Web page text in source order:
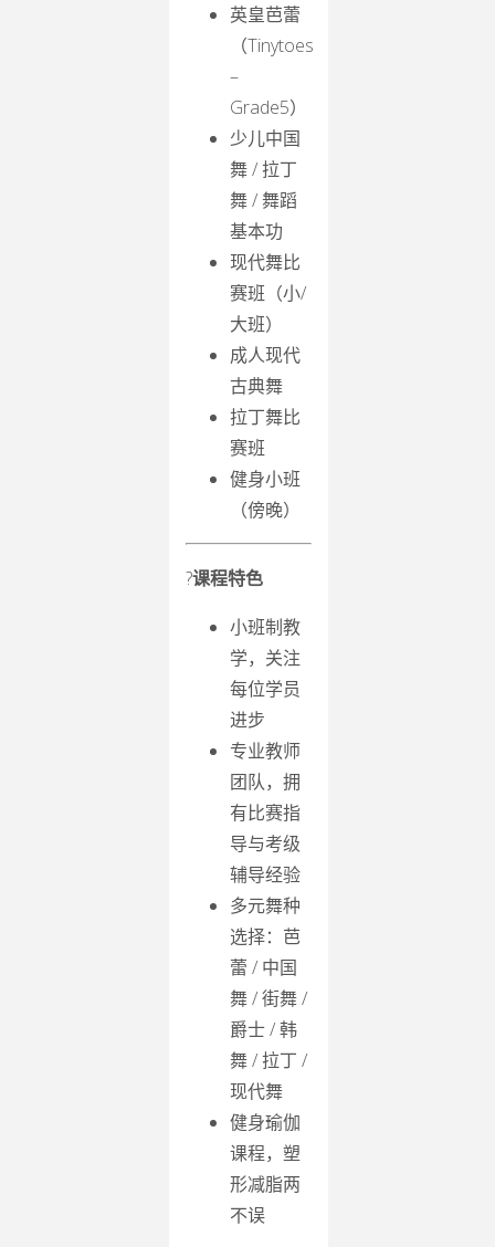
英皇芭蕾
（Tinytoes
–
Grade5）
少儿中国
舞 / 拉丁
舞 / 舞蹈
基本功
现代舞比
赛班（小/
大班）
成人现代
古典舞
拉丁舞比
赛班
健身小班
（傍晚）
?课程特色
小班制教
学，关注
每位学员
进步
专业教师
团队，拥
有比赛指
导与考级
辅导经验
多元舞种
选择：芭
蕾 / 中国
舞 / 街舞 /
爵士 / 韩
舞 / 拉丁 /
现代舞
健身瑜伽
课程，塑
形减脂两
不误